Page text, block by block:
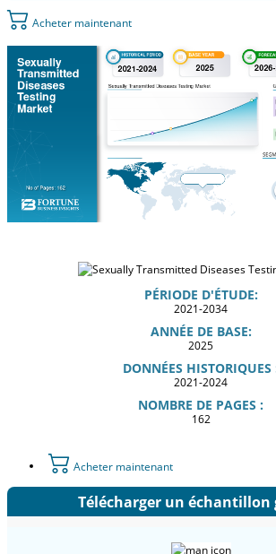
Acheter maintenant
PÉRIODE D'ÉTUDE:
2021-2034
ANNÉE DE BASE:
2025
DONNÉES HISTORIQUES
2021-2024
NOMBRE DE PAGES :
162
Acheter maintenant
Télécharger un